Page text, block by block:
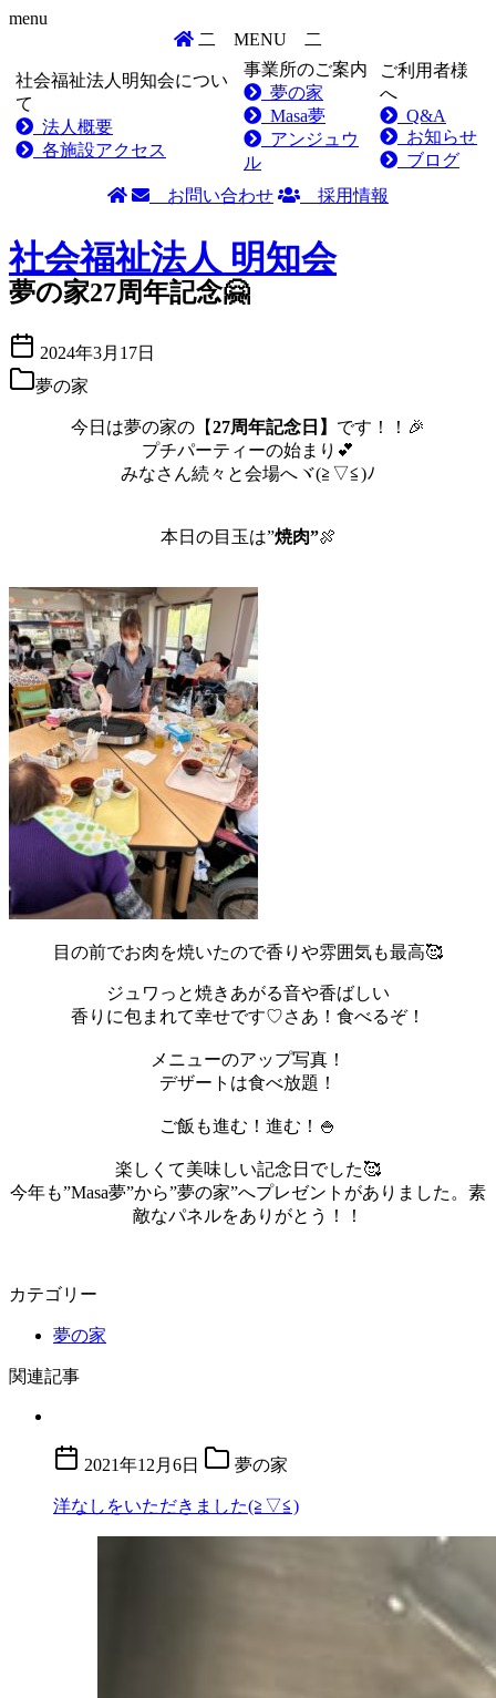
menu
二
MENU 二
社会福祉法人明知会につい
て
法人概要
各施設アクセス
事業所のご案内
夢の家
Masa夢
アンジュウ
ル
ご利用者様
へ
Q&A
お知らせ
ブログ
お問い合わせ
採用情報
to
content
社会福祉法人 明知会
夢の家27周年記念🤗
2024年3月17日
夢の家
今日は夢の家の【27周年記念日】 です！！🎉
プチパーティーの始まり💕
みなさん続々と会場へヾ(≧▽≦)ﾉ
本日の目玉は”焼肉”🍖
目の前でお肉を焼いたので香りや雰囲気も最高🥰
ジュワっと焼きあがる音や香ばしい
香りに包まれて幸せです♡さあ！食べるぞ！
メニューのアップ写真！
デザートは食べ放題！
ご飯も進む！進む！🍚
楽しくて美味しい記念日でした🥰
今年も”Masa夢”から”夢の家”へプレゼントがありました。素
敵なパネルをありがとう！！
カテゴリー
夢の家
関連記事
2021年12月6日 夢の家
洋なしをいただきました(≧▽≦)